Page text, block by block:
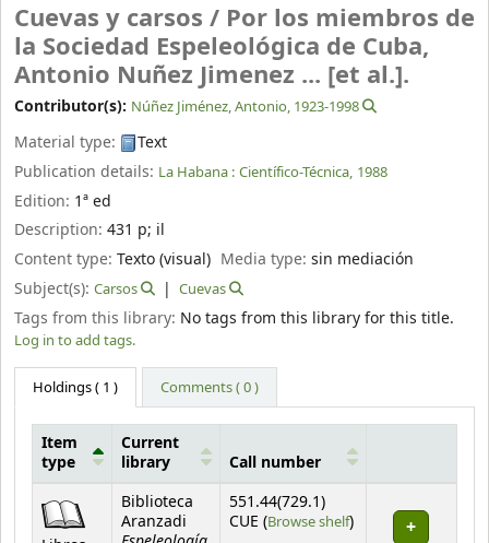
Cuevas y carsos / Por los miembros de
la Sociedad Espeleológica de Cuba,
Antonio Nuñez Jimenez ... [et al.].
Contributor(s): Núñez Jiménez, Antonio, 1923-1998
Material type:
Text
Publication details: La Habana : Científico-Técnica, 1988
Edition: 1ª ed
Description: 431 p; il
Content type: Texto (visual) Media type:sin mediación
Subject(s): Carsos Cuevas
Tags from this library: No tags from this library for this title.
Log in to add tags.
Holdings( 1 ) Comments ( 0 )
Item
type
Current
library
Call number
Biblioteca
Aranzadi
551.44(729.1)
CUE (Browse shelf(Opens below)
)